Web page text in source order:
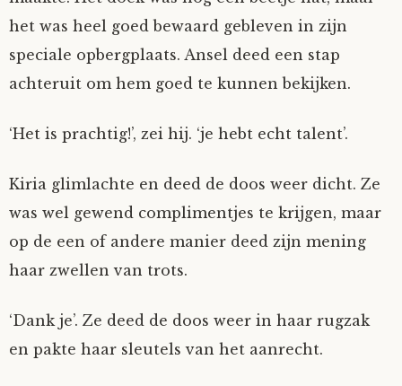
het was heel goed bewaard gebleven in zijn
speciale opbergplaats. Ansel deed een stap
achteruit om hem goed te kunnen bekijken.
‘Het is prachtig!’, zei hij. ‘je hebt echt talent’.
Kiria glimlachte en deed de doos weer dicht. Ze
was wel gewend complimentjes te krijgen, maar
op de een of andere manier deed zijn mening
haar zwellen van trots.
‘Dank je’. Ze deed de doos weer in haar rugzak
en pakte haar sleutels van het aanrecht.